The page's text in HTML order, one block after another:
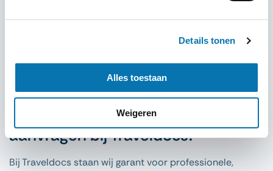
Details tonen
Alles toestaan
Weigeren
Betekenis
Waarom uw visum Rusland
aanvragen bij Traveldocs?
Bij Traveldocs staan wij garant voor professionele,